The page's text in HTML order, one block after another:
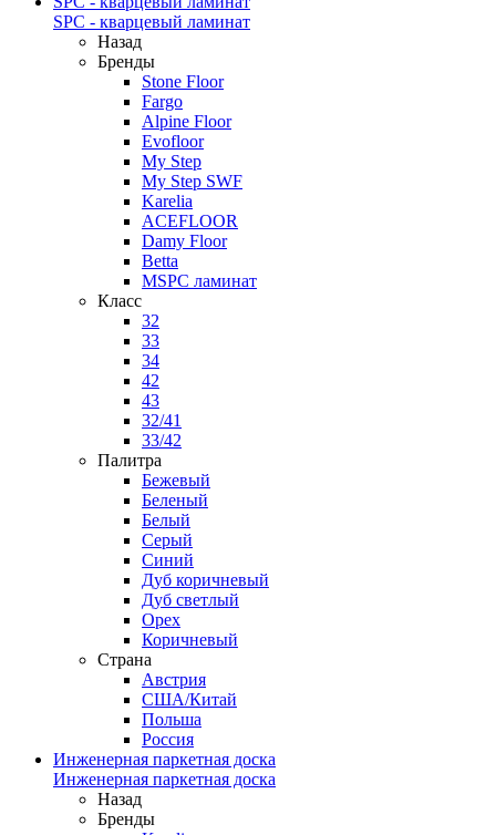
SPC - кварцевый ламинат
Назад
Бренды
Stone Floor
Fargo
Alpine Floor
Evofloor
My Step
My Step SWF
Karelia
ACEFLOOR
Damy Floor
Betta
MSPC ламинат
Класс
32
33
34
42
43
32/41
33/42
Палитра
Бежевый
Беленый
Белый
Серый
Синий
Дуб коричневый
Дуб светлый
Орех
Коричневый
Страна
Австрия
США/Китай
Польша
Россия
Инженерная паркетная доска
Инженерная паркетная доска
Назад
Бренды